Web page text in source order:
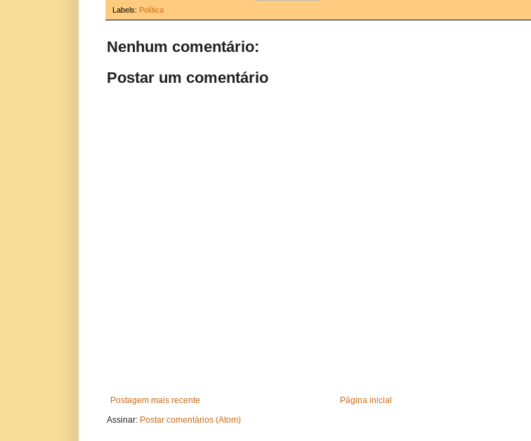
Labels: Política
Nenhum comentário:
Postar um comentário
Postagem mais recente
Página inicial
Assinar: Postar comentários (Atom)